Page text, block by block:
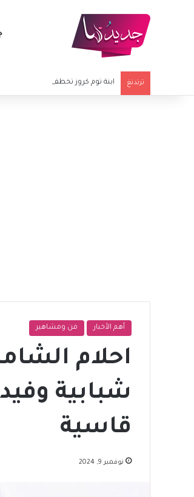
ترندنغ ابنة توم كروز تخطف الأنظار في أولى
أهم الأخبار فن ومشاهير
احلام
شبابية
قاسية
نوفمبر 9, 2024